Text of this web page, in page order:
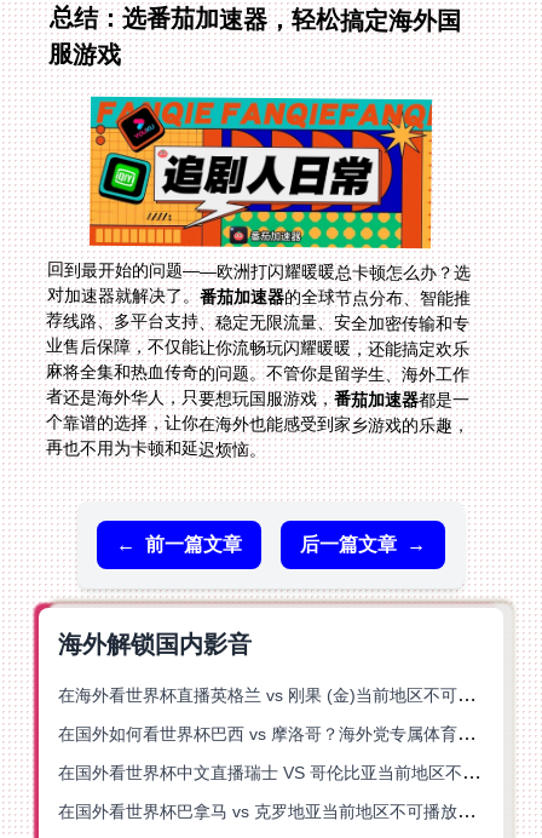
总结：选番茄加速器，轻松搞定海外国
服游戏
回到最开始的问题——欧洲打闪耀暖暖总卡顿怎么办？选
对加速器就解决了。番茄加速器的全球节点分布、智能推
荐线路、多平台支持、稳定无限流量、安全加密传输和专
业售后保障，不仅能让你流畅玩闪耀暖暖，还能搞定欢乐
麻将全集和热血传奇的问题。不管你是留学生、海外工作
者还是海外华人，只要想玩国服游戏，番茄加速器都是一
个靠谱的选择，让你在海外也能感受到家乡游戏的乐趣，
再也不用为卡顿和延迟烦恼。
← 前一篇文章 后一篇文章 →
海外解锁国内影音
在海外看世界杯直播英格兰 vs 刚果 (金)当前地区不可播放？这篇指南帮你突破所有限制
在国外如何看世界杯巴西 vs 摩洛哥？海外党专属体育观赛指南来了
在国外看世界杯中文直播瑞士 VS 哥伦比亚当前地区不可播放？这篇指南帮你搞定
在国外看世界杯巴拿马 vs 克罗地亚当前地区不可播放？这篇指南帮你轻松解决海外体育直播难题